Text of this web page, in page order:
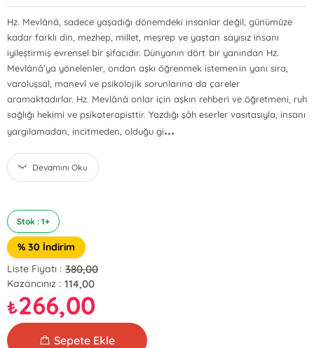
Hz. Mevlânâ, sadece yaşadığı dönemdeki insanlar değil, günümüze
kadar farklı din, mezhep, millet, meşrep ve yaştan sayısız insanı
iyileştirmiş evrensel bir şifacıdır. Dünyanın dört bir yanından Hz.
Mevlânâ’ya yönelenler, ondan aşkı öğrenmek istemenin yanı sıra,
varoluşsal, manevî ve psikolojik sorunlarına da çareler
aramaktadırlar. Hz. Mevlânâ onlar için aşkın rehberi ve öğretmeni, ruh
sağlığı hekimi ve psikoterapisttir. Yazdığı şâh eserler vasıtasıyla, insanı
yargılamadan, incitmeden, olduğu gi...
Devamını Oku
Stok : 1+
% 30 İndirim
Liste Fiyatı : 380,00
Kazancınız : 114,00
₺266,00
Sepete Ekle